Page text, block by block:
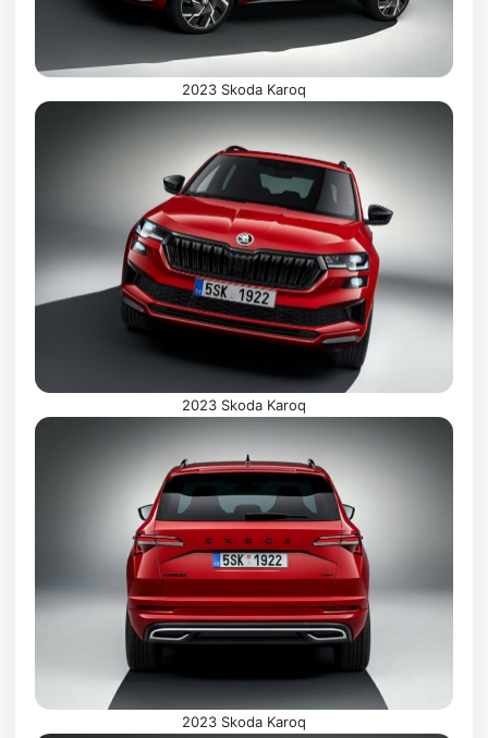
2023 Skoda Karoq
2023 Skoda Karoq
2023 Skoda Karoq